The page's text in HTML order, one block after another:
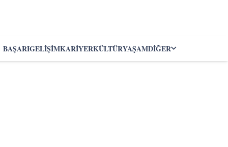
BAŞARIGELIŞIMKARIYERKÜLTÜRYAŞAMDIĞER